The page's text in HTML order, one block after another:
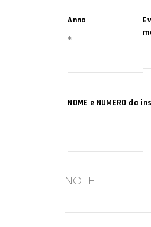
Anno
*
NOME e NUMERO da
NOTE